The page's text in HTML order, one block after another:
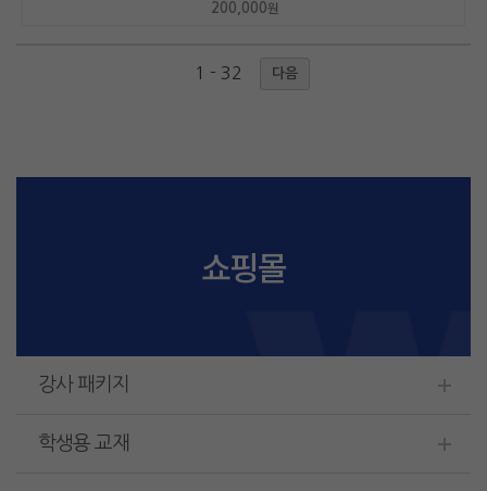
200,000원
1 - 32 다음
쇼핑몰
강사 패키지
학생용 교재